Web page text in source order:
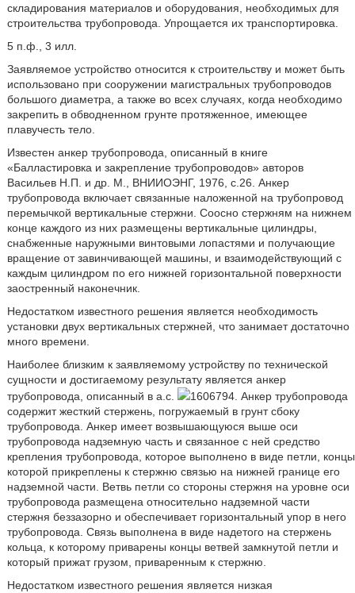
складирования материалов и оборудования, необходимых для
строительства трубопровода. Упрощается их транспортировка.
5 п.ф., 3 илл.
Заявляемое устройство относится к строительству и может быть
использовано при сооружении магистральных трубопроводов
большого диаметра, а также во всех случаях, когда необходимо
закрепить в обводненном грунте протяженное, имеющее
плавучесть тело.
Известен анкер трубопровода, описанный в книге
«Балластировка и закрепление трубопроводов» авторов
Васильев Н.П. и др. М., ВНИИОЭНГ, 1976, с.26. Анкер
трубопровода включает связанные наложенной на трубопровод
перемычкой вертикальные стержни. Соосно стержням на нижнем
конце каждого из них размещены вертикальные цилиндры,
снабженные наружными винтовыми лопастями и получающие
вращение от завинчивающей машины, и взаимодействующий с
каждым цилиндром по его нижней горизонтальной поверхности
заостренный наконечник.
Недостатком известного решения является необходимость
установки двух вертикальных стержней, что занимает достаточно
много времени.
Наиболее близким к заявляемому устройству по технической
сущности и достигаемому результату является анкер
трубопровода, описанный в а.с.
1606794. Анкер трубопровода
содержит жесткий стержень, погружаемый в грунт сбоку
трубопровода. Анкер имеет возвышающуюся выше оси
трубопровода надземную часть и связанное с ней средство
крепления трубопровода, которое выполнено в виде петли, концы
которой прикреплены к стержню связью на нижней границе его
надземной части. Ветвь петли со стороны стержня на уровне оси
трубопровода размещена относительно надземной части
стержня беззазорно и обеспечивает горизонтальный упор в него
трубопровода. Связь выполнена в виде надетого на стержень
кольца, к которому приварены концы ветвей замкнутой петли и
который прижат грузом, приваренным к стержню.
Недостатком известного решения является низкая